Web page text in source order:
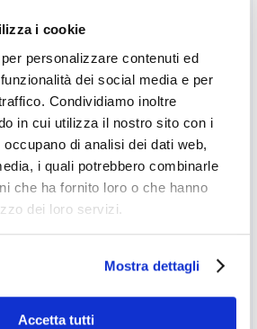
i cookie
personalizzare contenuti ed
dei social media e per
Condividiamo inoltre
in cui utilizza il nostro sito con i
di analisi dei dati web,
i quali potrebbero combinarle
che ha fornito loro o che hanno
dei loro servizi.
Mostra dettagli
Accetta tutti
FREDDA, ACQUA INDUSTRIALE,
OSSIGENATA, ACQUA
ACQUA SURRISCALDATA,
ALCOOL, AMMONIACA,
ANIDRIDE CARBONICA,
SOLFOROSA, ARGON, ARIA,
COMPRESSA, ARIA CONDIZIONATA,
INDUSTRIALE, ARIA
AZOTO, BENZINA,
BIOSSIDO DI CLORO,
CICOLESANO, CLORO,
FERRICO, CONDENSA,
ELIO, ETANOLO,